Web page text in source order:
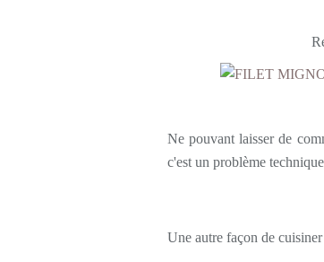
Ne pouvant laisser de
c'est un problème
Une autre façon de